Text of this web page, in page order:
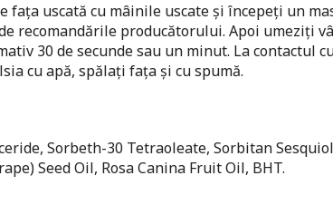
fața uscată cu mâinile uscate și începeți un
recomandările producătorului. Apoi umeziți
30 de secunde sau un minut. La contactul
cu apă, spălați fața și cu spumă.
Sorbeth-30 Tetraoleate, Sorbitan
Seed Oil, Rosa Canina Fruit Oil, BHT.